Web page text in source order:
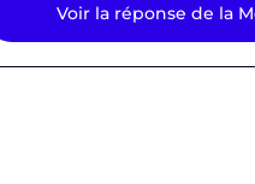
Voir la réponse de la